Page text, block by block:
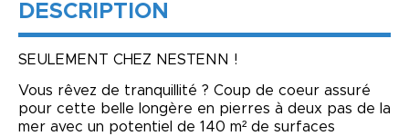
DESCRIPTION
SEULEMENT CHEZ NESTENN !
Vous rêvez de tranquillité ? Coup de coeur assuré
pour cette belle longère en pierres à deux pas de la
mer avec un potentiel de 140 m² de surfaces